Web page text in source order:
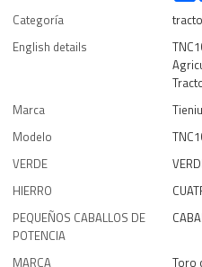
Categoría
English details
Marca
Modelo
VERDE
HIERRO
PEQUEÑOS CABALLOS DE
POTENCIA
MARCA
Toro